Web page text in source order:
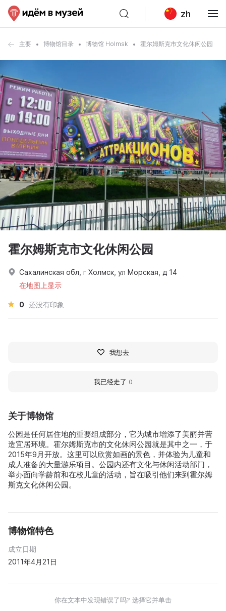
zh
主要 博物馆目录 博物馆 Holmsk 霍尔姆斯克市文化休闲公园
关于博物馆
公园是任何居住地的重要组成部分，它为城市增添了美丽并营
造宜居环境。霍尔姆斯克市的文化休闲公园就是其中之一，于
2015年9月开放。这里可以欣赏如画的景色，并体验为儿童和
成人准备的大量游乐项目。公园内还有文化与休闲活动部门，
举办面向学龄前和在校儿童的活动，旨在吸引他们来到霍尔姆
斯克文化休闲公园。
博物馆特色
成立日期
2011年4月21日
你在文本中发现错误了吗? 选择它并单击
霍尔姆斯克市文化休闲公园
Сахалинская обл, г Холмск, ул Морская, д 14
在地图上显示
0 还没有印象
我想去
我已经走了 0